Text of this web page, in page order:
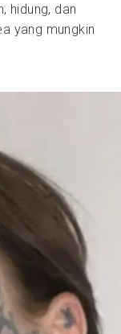
hidung, dan
yang mungkin